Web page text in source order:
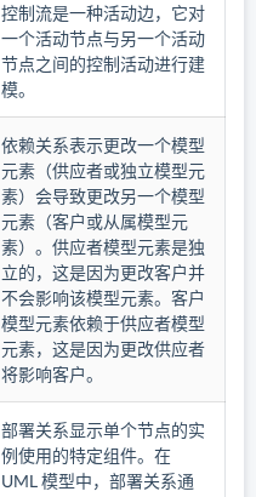
控制流是一种活动边，它对
一个活动节点与另一个活动
节点之间的控制活动进行建
模。
依赖关系表示更改一个模型
元素（供应者或独立模型元
素）会导致更改另一个模型
元素（客户或从属模型元
素）。供应者模型元素是独
立的，这是因为更改客户并
不会影响该模型元素。客户
模型元素依赖于供应者模型
元素，这是因为更改供应者
将影响客户。
部署关系显示单个节点的实
例使用的特定组件。在
UML 模型中，部署关系通